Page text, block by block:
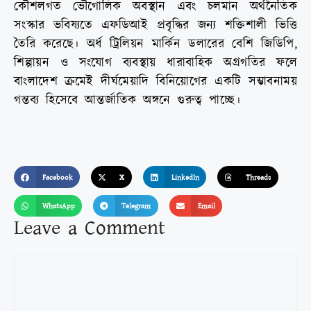
কৌশলগত ভৌগোলিক অবস্থান এবং চলমান অর্থনৈতিক
সংস্কার ভবিষ্যতে এফডিআই প্রবৃদ্ধির জন্য শক্তিশালী ভিত্তি
তৈরি করেছে। অর্ধ ট্রিলিয়ন মার্কিন ডলারের বেশি জিডিপি,
শিল্পায়ন ও সংযোগ ব্যবস্থায় ধারাবাহিক অগ্রগতির ফলে
বাংলাদেশ ক্রমেই দীর্ঘমেয়াদি বিনিয়োগের একটি সম্ভাবনাময়
গন্তব্য হিসেবে আন্তর্জাতিক অঙ্গনে গুরুত্ব পাচ্ছে।
Facebook X LinkedIn Threads
WhatsApp Telegram Email
Leave a Comment